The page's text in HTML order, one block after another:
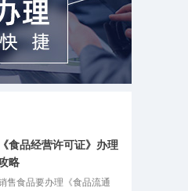
《食品经营许可证》办理
略
售食品要办理《食品流通